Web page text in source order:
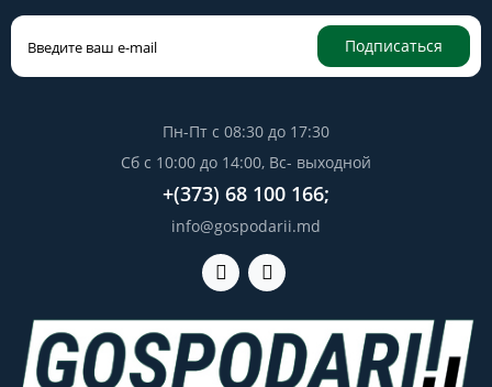
Подписаться
Пн-Пт с 08:30 до 17:30
Сб с 10:00 до 14:00, Вс- выходной
+(373) 68 100 166;
info@gospodarii.md